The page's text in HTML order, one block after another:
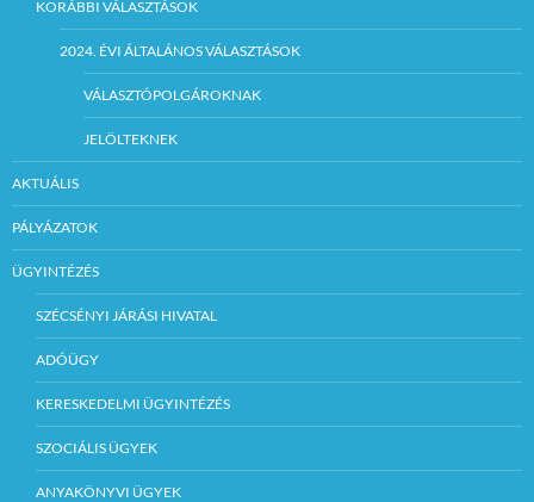
KORÁBBI VÁLASZTÁSOK
2024. ÉVI ÁLTALÁNOS VÁLASZTÁSOK
VÁLASZTÓPOLGÁROKNAK
JELÖLTEKNEK
AKTUÁLIS
PÁLYÁZATOK
ÜGYINTÉZÉS
SZÉCSÉNYI JÁRÁSI HIVATAL
ADÓÜGY
KERESKEDELMI ÜGYINTÉZÉS
SZOCIÁLIS ÜGYEK
ANYAKÖNYVI ÜGYEK